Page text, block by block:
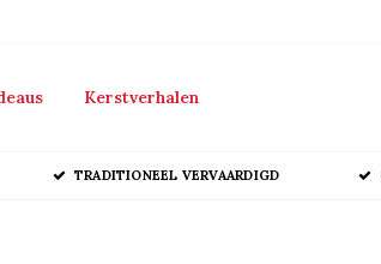
Kerstverhalen
TRADITIONEEL VERVAARDIGD